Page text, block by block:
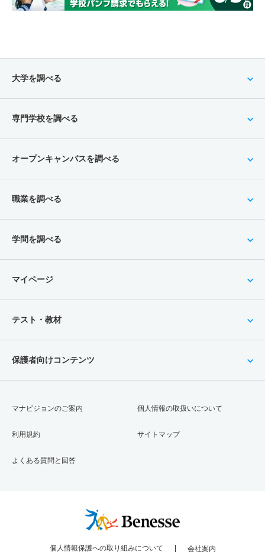
大学を調べる
専門学校を調べる
オープンキャンパスを調べる
職業を調べる
学問を調べる
マイページ
テスト・教材
保護者向けコンテンツ
マナビジョンのご案内
利用規約
よくある質問と回答
個人情報の取扱いについて
サイトマップ
個人情報保護への取り組みについて 会社案内